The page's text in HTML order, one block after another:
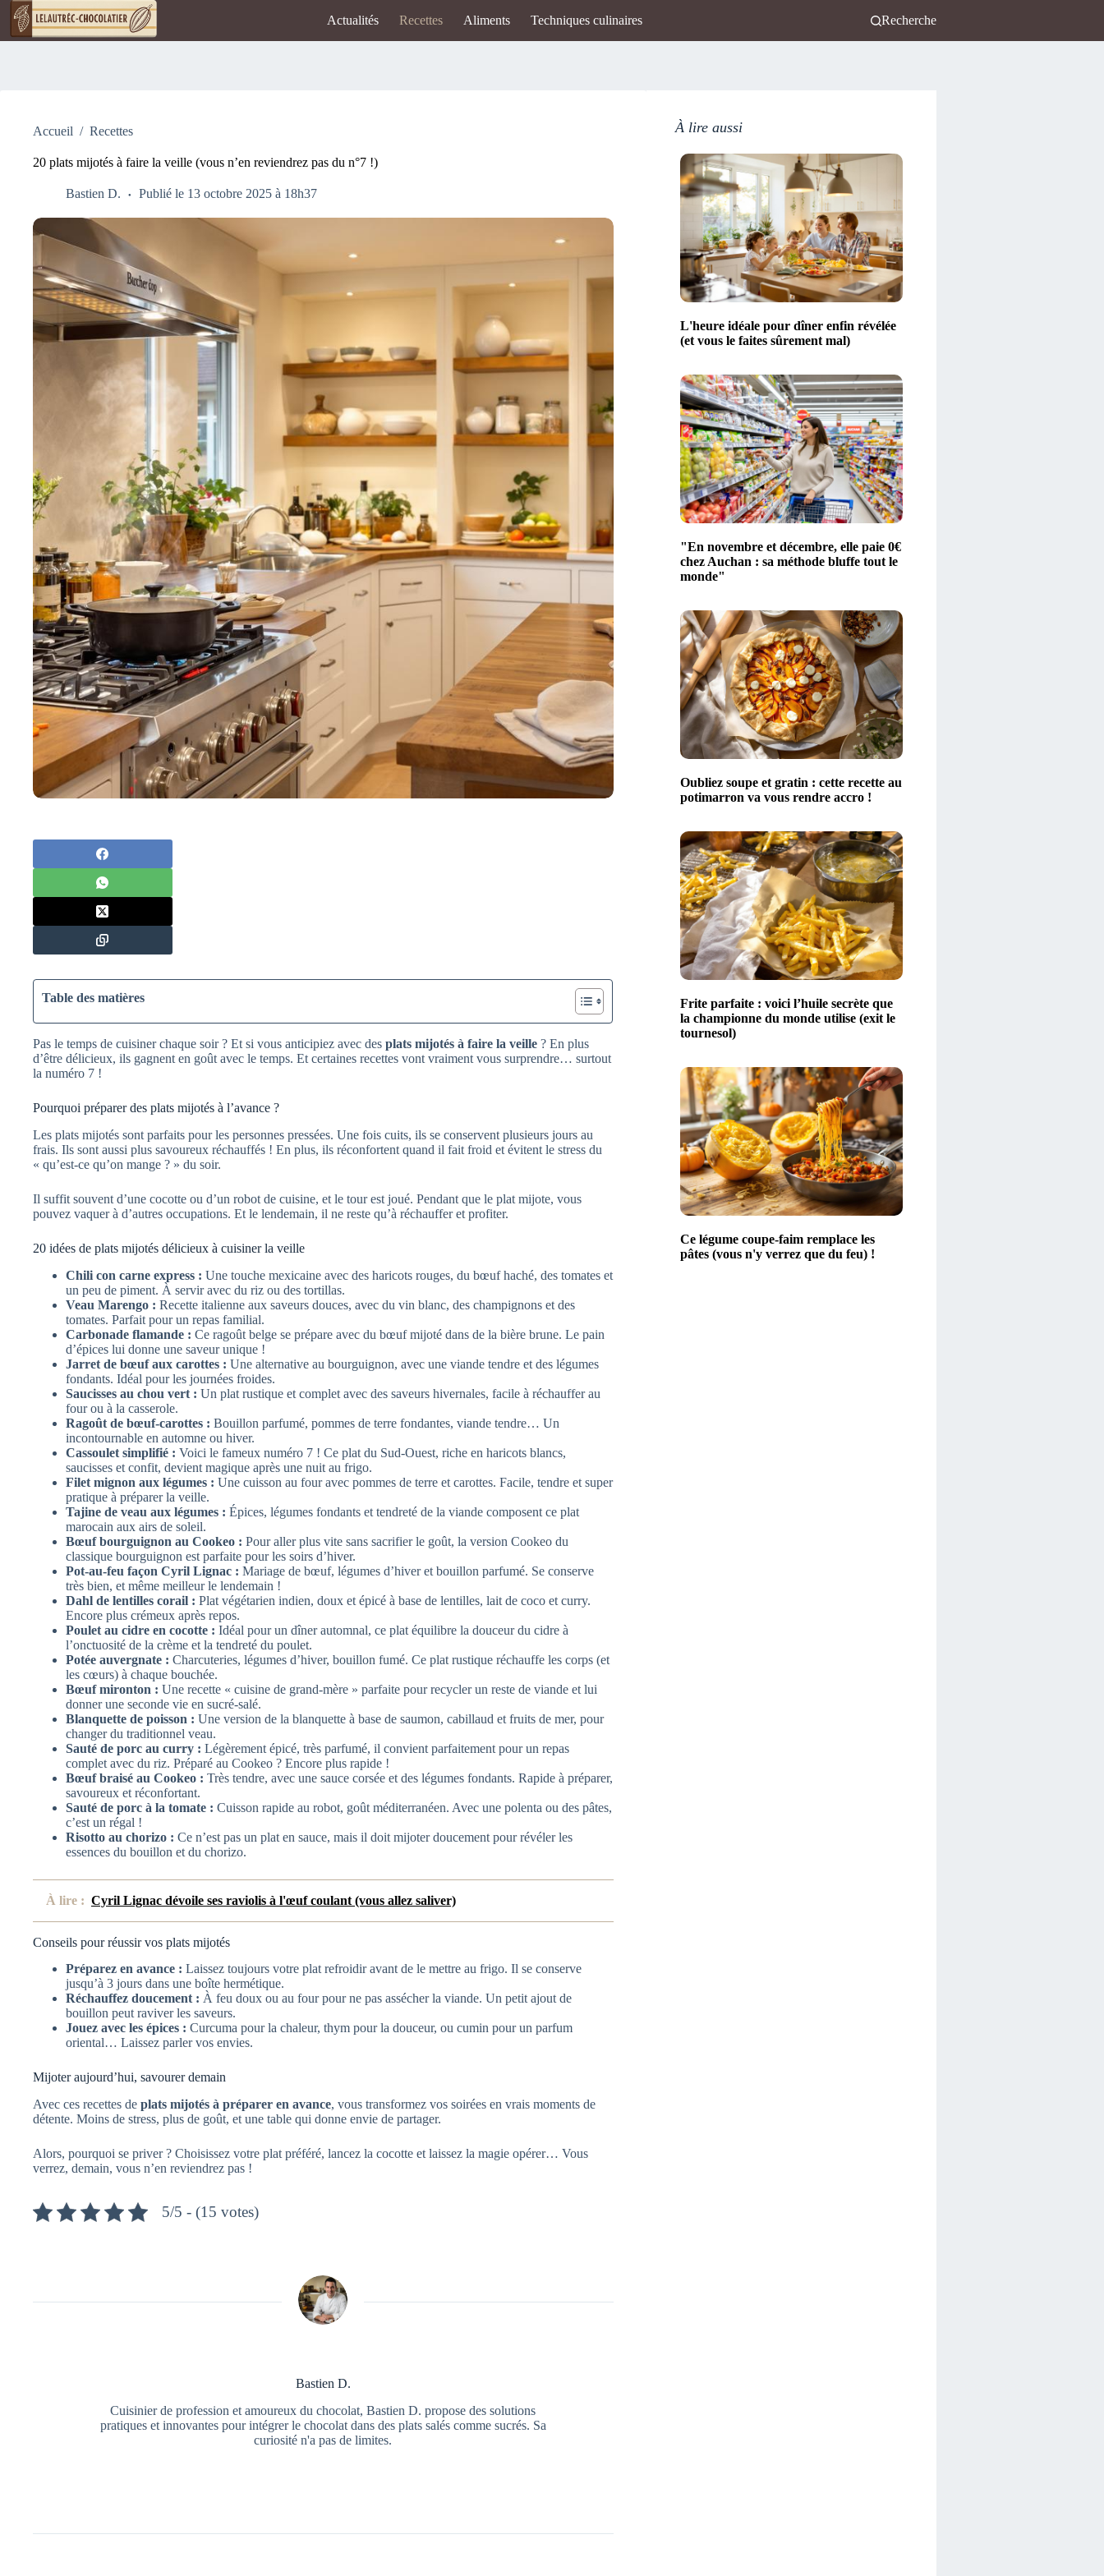
Passer
contenu
Actualités Recettes Aliments Techniques culinaires Recherche
Accueil / Recettes
20 plats mijotés à faire la veille (vous n’en reviendrez pas du n°7 !)
Bastien D. Publié le 13 octobre 2025 à 18h37
Table des matières
Pas le temps de cuisiner chaque soir ? Et si vous anticipiez avec des plats mijotés à faire la veille ? En plus
d’être délicieux, ils gagnent en goût avec le temps. Et certaines recettes vont vraiment vous surprendre… surtout
la numéro 7 !
Pourquoi préparer des plats mijotés à l’avance ?
Les plats mijotés sont parfaits pour les personnes pressées. Une fois cuits, ils se conservent plusieurs jours au
frais. Ils sont aussi plus savoureux réchauffés ! En plus, ils réconfortent quand il fait froid et évitent le stress du
« qu’est-ce qu’on mange ? » du soir.
Il suffit souvent d’une cocotte ou d’un robot de cuisine, et le tour est joué. Pendant que le plat mijote, vous
pouvez vaquer à d’autres occupations. Et le lendemain, il ne reste qu’à réchauffer et profiter.
20 idées de plats mijotés délicieux à cuisiner la veille
Chili con carne express : Une touche mexicaine avec des haricots rouges, du bœuf haché, des tomates et
un peu de piment. À servir avec du riz ou des tortillas.
Veau Marengo : Recette italienne aux saveurs douces, avec du vin blanc, des champignons et des
tomates. Parfait pour un repas familial.
Carbonade flamande : Ce ragoût belge se prépare avec du bœuf mijoté dans de la bière brune. Le pain
d’épices lui donne une saveur unique !
Jarret de bœuf aux carottes : Une alternative au bourguignon, avec une viande tendre et des légumes
fondants. Idéal pour les journées froides.
Saucisses au chou vert : Un plat rustique et complet avec des saveurs hivernales, facile à réchauffer au
four ou à la casserole.
Ragoût de bœuf-carottes : Bouillon parfumé, pommes de terre fondantes, viande tendre… Un
incontournable en automne ou hiver.
Cassoulet simplifié : Voici le fameux numéro 7 ! Ce plat du Sud-Ouest, riche en haricots blancs,
saucisses et confit, devient magique après une nuit au frigo.
Filet mignon aux légumes : Une cuisson au four avec pommes de terre et carottes. Facile, tendre et super
pratique à préparer la veille.
Tajine de veau aux légumes : Épices, légumes fondants et tendreté de la viande composent ce plat
marocain aux airs de soleil.
Bœuf bourguignon au Cookeo : Pour aller plus vite sans sacrifier le goût, la version Cookeo du
classique bourguignon est parfaite pour les soirs d’hiver.
Pot-au-feu façon Cyril Lignac : Mariage de bœuf, légumes d’hiver et bouillon parfumé. Se conserve
très bien, et même meilleur le lendemain !
Dahl de lentilles corail : Plat végétarien indien, doux et épicé à base de lentilles, lait de coco et curry.
Encore plus crémeux après repos.
Poulet au cidre en cocotte : Idéal pour un dîner automnal, ce plat équilibre la douceur du cidre à
l’onctuosité de la crème et la tendreté du poulet.
Potée auvergnate : Charcuteries, légumes d’hiver, bouillon fumé. Ce plat rustique réchauffe les corps (et
les cœurs) à chaque bouchée.
Bœuf mironton : Une recette « cuisine de grand-mère » parfaite pour recycler un reste de viande et lui
donner une seconde vie en sucré-salé.
Blanquette de poisson : Une version de la blanquette à base de saumon, cabillaud et fruits de mer, pour
changer du traditionnel veau.
Sauté de porc au curry : Légèrement épicé, très parfumé, il convient parfaitement pour un repas
complet avec du riz. Préparé au Cookeo ? Encore plus rapide !
Bœuf braisé au Cookeo : Très tendre, avec une sauce corsée et des légumes fondants. Rapide à préparer,
savoureux et réconfortant.
Sauté de porc à la tomate : Cuisson rapide au robot, goût méditerranéen. Avec une polenta ou des pâtes,
c’est un régal !
Risotto au chorizo : Ce n’est pas un plat en sauce, mais il doit mijoter doucement pour révéler les
essences du bouillon et du chorizo.
À lire : Cyril Lignac dévoile ses raviolis à l'œuf coulant (vous allez saliver)
Conseils pour réussir vos plats mijotés
Préparez en avance : Laissez toujours votre plat refroidir avant de le mettre au frigo. Il se conserve
jusqu’à 3 jours dans une boîte hermétique.
Réchauffez doucement : À feu doux ou au four pour ne pas assécher la viande. Un petit ajout de
bouillon peut raviver les saveurs.
Jouez avec les épices : Curcuma pour la chaleur, thym pour la douceur, ou cumin pour un parfum
oriental… Laissez parler vos envies.
Mijoter aujourd’hui, savourer demain
Avec ces recettes de plats mijotés à préparer en avance, vous transformez vos soirées en vrais moments de
détente. Moins de stress, plus de goût, et une table qui donne envie de partager.
Alors, pourquoi se priver ? Choisissez votre plat préféré, lancez la cocotte et laissez la magie opérer… Vous
verrez, demain, vous n’en reviendrez pas !
5/5 - (15 votes)
Bastien D.
Cuisinier de profession et amoureux du chocolat, Bastien D. propose des solutions
pratiques et innovantes pour intégrer le chocolat dans des plats salés comme sucrés. Sa
curiosité n'a pas de limites.
À lire aussi
L'heure idéale pour dîner enfin révélée
(et vous le faites sûrement mal)
"En novembre et décembre, elle paie 0€
chez Auchan : sa méthode bluffe tout le
monde"
Oubliez soupe et gratin : cette recette au
potimarron va vous rendre accro !
Frite parfaite : voici l’huile secrète que
la championne du monde utilise (exit le
tournesol)
Ce légume coupe-faim remplace les
pâtes (vous n'y verrez que du feu) !